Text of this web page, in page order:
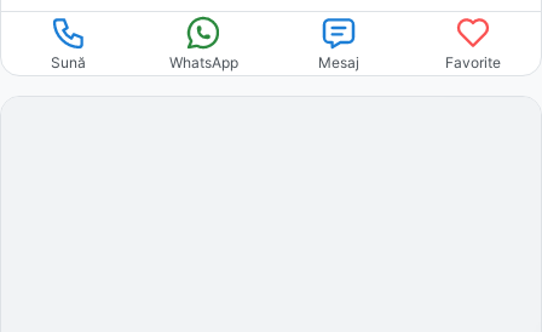
Sună WhatsApp Mesaj Favorite